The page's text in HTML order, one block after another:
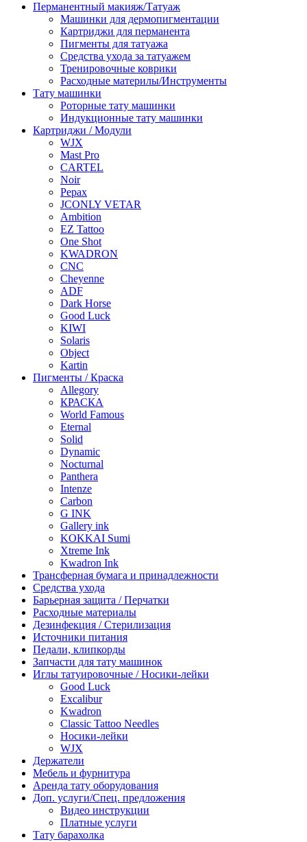
Перманентный макияж/Татуаж
Машинки для дермопигментации
Картриджи для перманента
Пигменты для татуажа
Средства ухода за татуажем
Тренировочные коврики
Расходные материлы/Инструменты
Тату машинки
Роторные тату машинки
Индукционные тату машинки
Картриджи / Модули
WJX
Mast Pro
CARTEL
Noir
Pepax
JCONLY VETAR
Ambition
EZ Tattoo
One Shot
KWADRON
CNC
Cheyenne
ADF
Dark Horse
Good Luck
KIWI
Solaris
Object
Kartin
Пигменты / Краска
Allegory
КРАСКА
World Famous
Eternal
Solid
Dynamic
Nocturnal
Panthera
Intenze
Carbon
G INK
Gallery ink
KOKKAI Sumi
Xtreme Ink
Kwadron Ink
Трансферная бумага и принадлежности
Средства ухода
Барьерная защита / Перчатки
Расходные материалы
Дезинфекция / Стерилизация
Источники питания
Педали, клипкорды
Запчасти для тату машинок
Иглы татуировочные / Носики-лейки
Good Luck
Excalibur
Kwadron
Classic Tattoo Needles
Носики-лейки
WJX
Держатели
Мебель и фурнитура
Аренда тату оборудования
Доп. услуги/Спец. предложения
Видео инструкции
Платные услуги
Тату барахолка